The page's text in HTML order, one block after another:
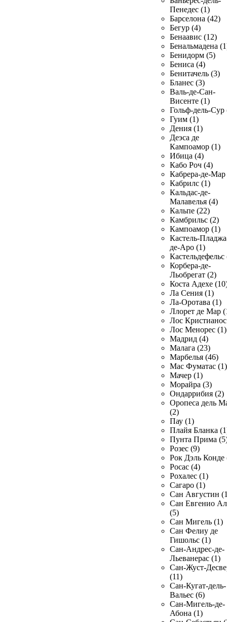
Пенедес (1)
Барселона (42)
Бегур (4)
Бенаавис (12)
Бенальмадена
Бенидорм (5)
Бениса (4)
Бенитачель (3)
Бланес (3)
Валь-де-Сан-
Висенте (1)
Гольф-дель-Сур
Гуим (1)
Дения (1)
Деэса де
Кампоамор (1)
Ибица (4)
Кабо Роч (4)
Кабрера-де-Мар
Кабрилс (1)
Кальдас-де-
Малавелья (4)
Кальпе (22)
Камбрильс (2)
Кампоамор (1)
Кастель-
де-Аро (1)
Кастельдефельс
Корбера-де-
Льобрегат (2)
Коста Адехе
Ла Сения (1)
Ла-Оротава (1)
Ллорет де Мар
Лос
Лос Менорес (1)
Мадрид (4)
Малага (23)
Марбелья (46)
Мас Фуматас (1)
Мачер (1)
Морайра (3)
Ондаррибия (2)
Оропеса дель
(2)
Пау (1)
Плайя Бланка
Пунта Прима
Розес (9)
Рок Дэль Конде
Росас (4)
Рохалес (1)
Сагаро (1)
Сан Августин
Сан Евгенио
(5)
Сан Мигель (1)
Сан Фелиу де
Гишольс (1)
Сан-Андрес-де-
Льеванерас (1)
Сан-Жуст-
(11)
Сан-Кугат-дель-
Вальес (6)
Сан-Мигель-де-
Абона (1)